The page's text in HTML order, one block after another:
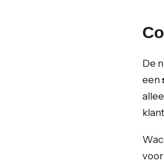
De
een